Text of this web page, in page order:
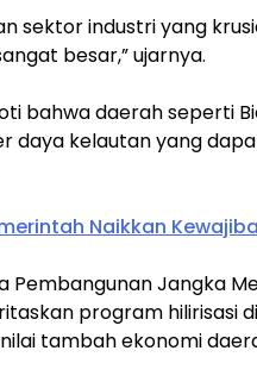
sektor industri yang
besar,” ujarnya.
bahwa daerah seperti
daya kelautan yang
Naikkan
Pembangunan Jangka
program hilirisasi
tambah ekonomi